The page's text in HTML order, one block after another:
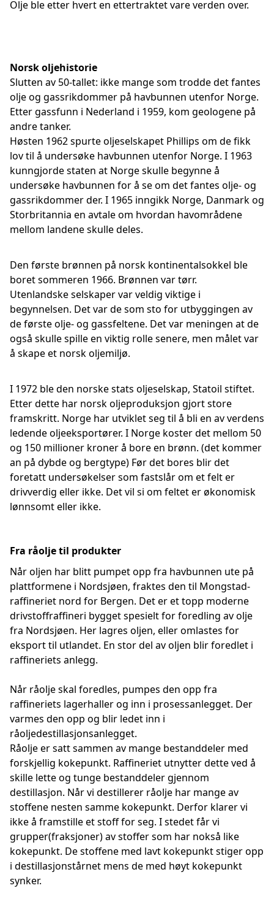
Olje ble etter hvert en ettertraktet vare verden over.
Norsk oljehistorie
Slutten av 50-tallet: ikke mange som trodde det fantes
olje og gassrikdommer på havbunnen utenfor Norge.
Etter gassfunn i Nederland i 1959, kom geologene på
andre tanker.
Høsten 1962 spurte oljeselskapet Phillips om de fikk
lov til å undersøke havbunnen utenfor Norge. I 1963
kunngjorde staten at Norge skulle begynne å
undersøke havbunnen for å se om det fantes olje- og
gassrikdommer der. I 1965 inngikk Norge, Danmark og
Storbritannia en avtale om hvordan havområdene
mellom landene skulle deles.
Den første brønnen på norsk kontinentalsokkel ble
boret sommeren 1966. Brønnen var tørr.
Utenlandske selskaper var veldig viktige i
begynnelsen. Det var de som sto for utbyggingen av
de første olje- og gassfeltene. Det var meningen at de
også skulle spille en viktig rolle senere, men målet var
å skape et norsk oljemiljø.
I 1972 ble den norske stats oljeselskap, Statoil stiftet.
Etter dette har norsk oljeproduksjon gjort store
framskritt. Norge har utviklet seg til å bli en av verdens
ledende oljeeksportører. I Norge koster det mellom 50
og 150 millioner kroner å bore en brønn. (det kommer
an på dybde og bergtype) Før det bores blir det
foretatt undersøkelser som fastslår om et felt er
drivverdig eller ikke. Det vil si om feltet er økonomisk
lønnsomt eller ikke.
Fra råolje til produkter
Når oljen har blitt pumpet opp fra havbunnen ute på
plattformene i Nordsjøen, fraktes den til Mongstad-
raffineriet nord for Bergen. Det er et topp moderne
drivstoffraffineri bygget spesielt for foredling av olje
fra Nordsjøen. Her lagres oljen, eller omlastes for
eksport til utlandet. En stor del av oljen blir foredlet i
raffineriets anlegg.
Når råolje skal foredles, pumpes den opp fra
raffineriets lagerhaller og inn i prosessanlegget. Der
varmes den opp og blir ledet inn i
råoljedestillasjonsanlegget.
Råolje er satt sammen av mange bestanddeler med
forskjellig kokepunkt. Raffineriet utnytter dette ved å
skille lette og tunge bestanddeler gjennom
destillasjon. Når vi destillerer råolje har mange av
stoffene nesten samme kokepunkt. Derfor klarer vi
ikke å framstille et stoff for seg. I stedet får vi
grupper(fraksjoner) av stoffer som har nokså like
kokepunkt. De stoffene med lavt kokepunkt stiger opp
i destillasjonstårnet mens de med høyt kokepunkt
synker.